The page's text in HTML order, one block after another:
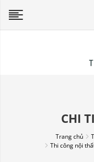
CHI
Trang chủ
Thi công nội